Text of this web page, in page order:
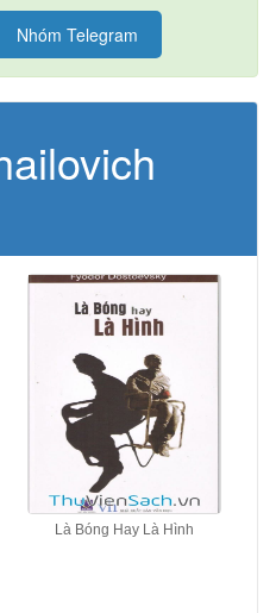
Nhóm Telegram
Là Bóng Hay Là Hình